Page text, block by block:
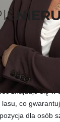
działka
znajduje się w
lasu, co
dla osób